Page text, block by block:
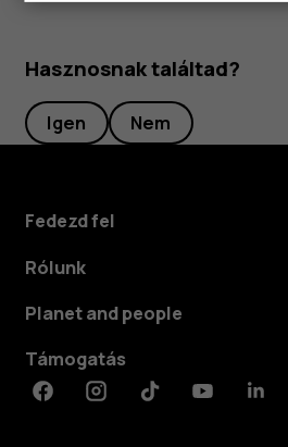
Hasznosnak találtad?
Igen Nem
Fedezd fel
Rólunk
Planet and people
Támogatás
FacebookInstagramTiktokYoutube